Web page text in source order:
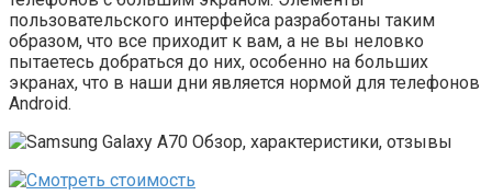
пользовательского интерфейса разработаны таким
образом, что все приходит к вам, а не вы неловко
пытаетесь добраться до них, особенно на больших
экранах, что в наши дни является нормой для телефонов
Android.